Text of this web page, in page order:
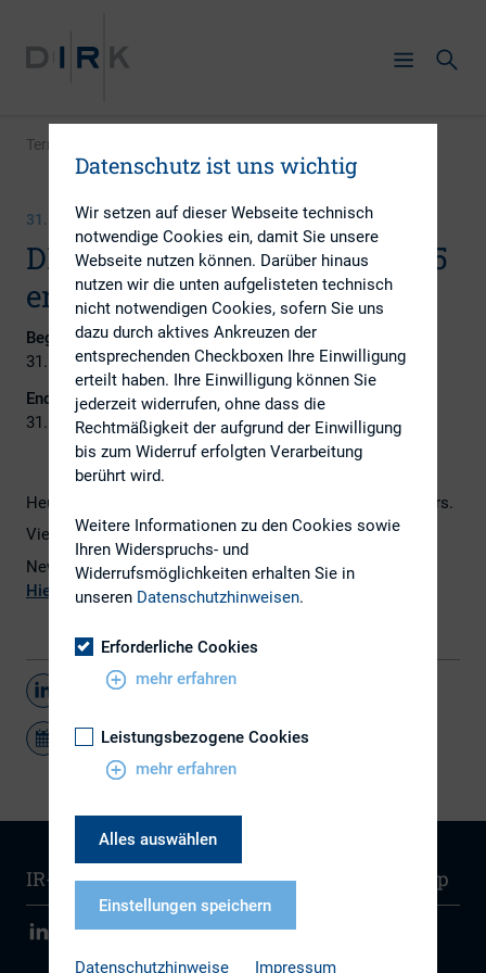
Termin
31. JANUAR 2025
DIRK-Newsletter Januar 2025
erscheint
Beginn:
31. Januar 2025
Ende:
31. Januar 2025
Heute erscheint die Januar-Ausgabe des DIRK-Newsletters.
Viel Spaß beim Lesen!
Newsletter noch nicht abonniert?
Hier
geht es zur Registrierung.
Teilen
IR-Wissen Kontakt Newsletter Sitemap
Datenschutz ist uns wichtig
Wir setzen auf dieser Webseite technisch
notwendige Cookies ein, damit Sie unsere
Webseite nutzen können. Darüber hinaus
nutzen wir die unten aufgelisteten technisch
nicht notwendigen Cookies, sofern Sie uns
dazu durch aktives Ankreuzen der
entsprechenden Checkboxen Ihre Einwilligung
erteilt haben. Ihre Einwilligung können Sie
jederzeit widerrufen, ohne dass die
Rechtmäßigkeit der aufgrund der Einwilligung
bis zum Widerruf erfolgten Verarbeitung
berührt wird.
Weitere Informationen zu den Cookies sowie
Ihren Widerspruchs- und
Widerrufsmöglichkeiten erhalten Sie in
unseren Datenschutzhinweisen.
Erforderliche Cookies
mehr erfahren
Leistungsbezogene Cookies
mehr erfahren
Alles auswählen
Einstellungen speichern
Datenschutzhinweise Impressum